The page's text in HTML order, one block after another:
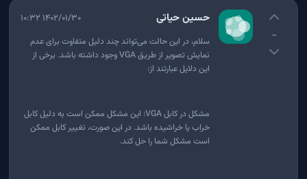
-
حسین حیاتی
۱۴۰۲/۰۱/۳۰ ۱۰:۳۲
سلام، در این حالت می‌تواند چند دلیل متفاوت برای عدم
نمایش تصویر از طریق VGA وجود داشته باشد. برخی از
این دلایل عبارتند از:
مشکل در کابل VGA: این مشکل ممکن است به دلیل کابل
خراب یا خراشیده باشد. در این صورت، تغییر کابل ممکن
است مشکل شما را حل کند.